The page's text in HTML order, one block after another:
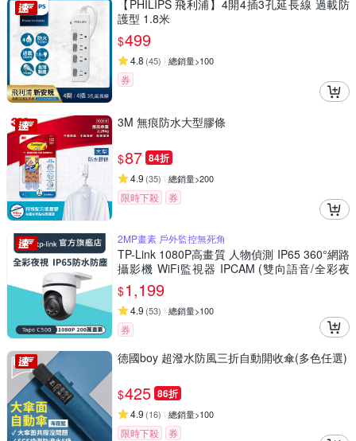
【PHILIPS 飛利浦】4開4插3孔延長線 過載防
護型 1.8米
$499
4.8 (45) 總銷量>100
券
3M 無痕防水大型膠條
$87 84折
4.9 (35) 總銷量>200
限時下殺 券
2MP畫素 戶外監控無死角
TP-Link 1080P高畫質 人物偵測 IP65 360°網路
攝影機 WiFi監視器 IPCAM (雙向語音/全彩夜
視/Tapo C500)
$1,199
4.9 (53) 總銷量>100
券
德國boy 超潑水防風三折自動開收傘(多色任選)
$425 86折
4.9 (16) 總銷量>100
限時下殺 券